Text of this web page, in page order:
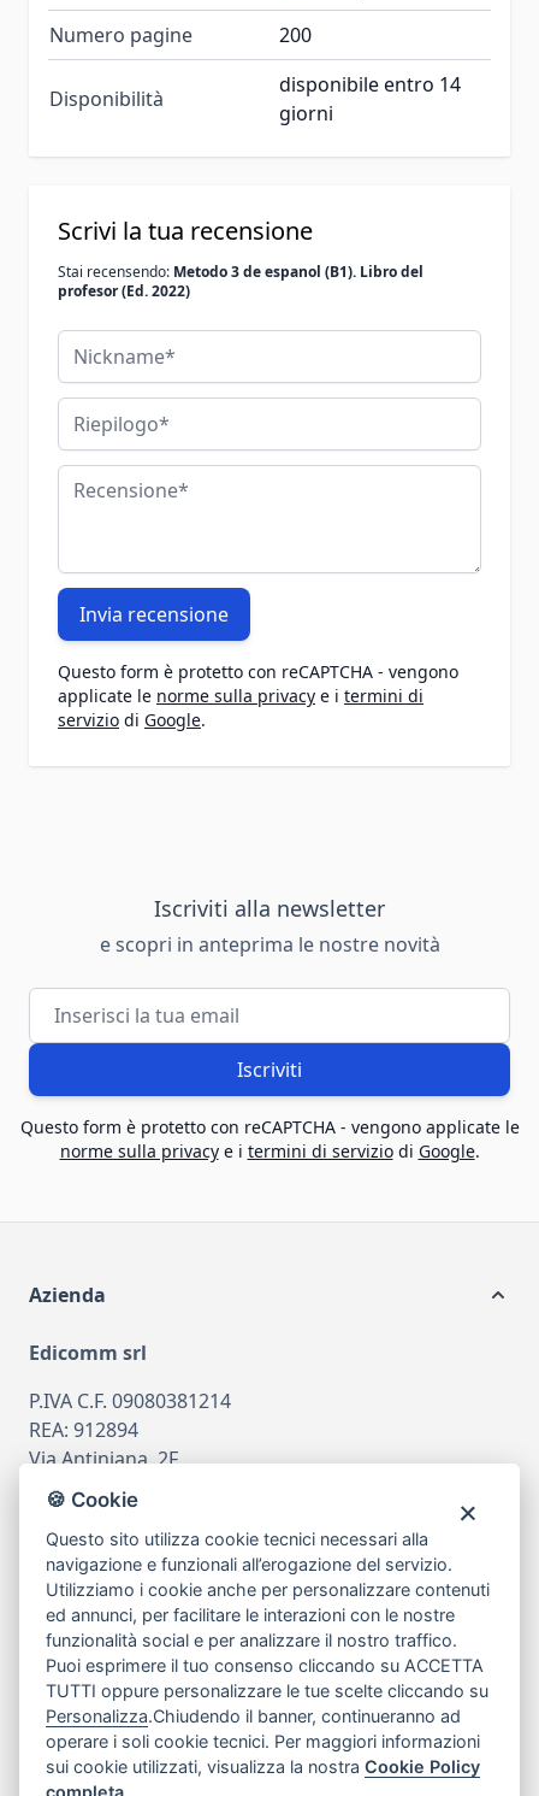
Numero pagine
200
Disponibilità
disponibile entro 14
giorni
Scrivi la tua recensione
Stai recensendo: Metodo 3 de espanol (B1). Libro del
profesor (Ed. 2022)
Nickname
Riepilogo
Recensione
Invia recensione
Questo form è protetto con reCAPTCHA - vengono
applicate le norme sulla privacy e i termini di
servizio di Google.
Iscriviti alla newsletter
e scopri in anteprima le nostre novità
Indirizzo email
Iscriviti
Questo form è protetto con reCAPTCHA - vengono applicate le
norme sulla privacye i termini di serviziodi Google.
Azienda
Edicomm srl
P.IVA C.F. 09080381214
REA: 912894
Via Antiniana, 2F
80078 Pozzuoli
tel081.7515380
emailinfo@edicomm.it
Assistenza Clienti
Chi siamo
My Account
🍪 Cookie
Questo sito utilizza cookie tecnici necessari alla
navigazione e funzionali all’erogazione del servizio.
Utilizziamo i cookie anche per personalizzare contenuti
ed annunci, per facilitare le interazioni con le nostre
funzionalità social e per analizzare il nostro traffico.
Puoi esprimere il tuo consenso cliccando su ACCETTA
TUTTI oppure personalizzare le tue scelte cliccando su
Personalizza.Chiudendo il banner, continueranno ad
operare i soli cookie tecnici. Per maggiori informazioni
sui cookie utilizzati, visualizza la nostraCookie Policy
completa